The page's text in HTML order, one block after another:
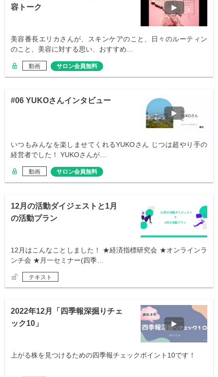
容トーク
美容番長エリカさんが、スキンケアのこと、日々のルーティン
のこと、美容に対する思い、おすすめ…
動画 サロン会員無料
#06 YUKOさんインタビュー
いつもみんなを楽しませてくれるYUKOさん じつは超やり手の
経営者でした！ YUKOさんが…
動画 サロン会員無料
12月の活動ダイジェストと1月
の活動プラン
12月はこんなことしました！ ★経済指標研究会 ★オンラインラ
ンチ会 ★月一セミナー(四季…
テキスト
2022年12月「四季報深掘りチェ
ック10」
上がる株を見つけるための四季報チェックポイント10です！